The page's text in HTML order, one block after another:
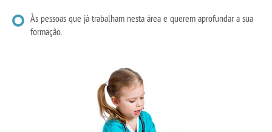
Às pessoas que já trabalham nesta área e querem aprofundar a sua
formação.